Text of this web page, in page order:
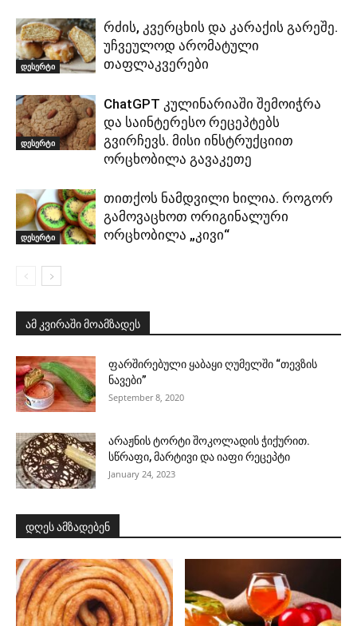
დესერტი
რძის, კვერცხის და კარაქის გარეშე.
უჩვეულოდ არომატული
თაფლაკვერები
დესერტი
ChatGPT კულინარიაში შემოიჭრა
და საინტერესო რეცეპტებს
გვირჩევს. მისი ინსტრუქციით
ორცხობილა გავაკეთე
დესერტი
თითქოს ნამდვილი ხილია. როგორ
გამოვაცხოთ ორიგინალური
ორცხობილა „კივი“
ამ კვირაში მოამზადეს
ფარშირებული ყაბაყი ღუმელში “თევზის
ნავები”
September 8, 2020
არაჟნის ტორტი შოკოლადის ჭიქურით.
სწრაფი, მარტივი და იაფი რეცეპტი
January 24, 2023
დღეს ამზადებენ